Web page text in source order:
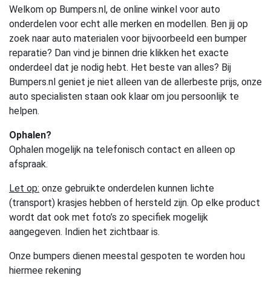
Welkom op Bumpers.nl, de online winkel voor auto
onderdelen voor echt alle merken en modellen. Ben jij op
zoek naar auto materialen voor bijvoorbeeld een bumper
reparatie? Dan vind je binnen drie klikken het exacte
onderdeel dat je nodig hebt. Het beste van alles? Bij
Bumpers.nl geniet je niet alleen van de allerbeste prijs, onze
auto specialisten staan ook klaar om jou persoonlijk te
helpen.
Ophalen?
Ophalen mogelijk na telefonisch contact en alleen op
afspraak.
Let op: onze gebruikte onderdelen kunnen lichte
(transport) krasjes hebben of hersteld zijn. Op elke product
wordt dat ook met foto’s zo specifiek mogelijk
aangegeven. Indien het zichtbaar is.
Onze bumpers dienen meestal gespoten te worden hou
hiermee rekening